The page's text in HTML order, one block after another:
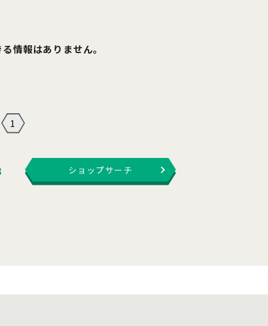
情報はありません。
1
ショップサーチ